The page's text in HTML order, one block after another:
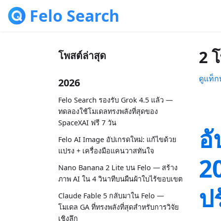
Felo Search
โพสต์ล่าสุด
2026
Felo Search รองรับ Grok 4.5 แล้ว —
ทดลองใช้โมเดลทรงพลังที่สุดของ
SpaceXAI ฟรี 7 วัน
Felo AI Image อัปเกรดใหม่: แก้ไขด้วย
แปรง + เครื่องมือแคนวาสทันใจ
Nano Banana 2 Lite บน Felo — สร้าง
ภาพ AI ใน 4 วินาทีบนผืนผ้าใบไร้ขอบเขต
Claude Fable 5 กลับมาใน Felo —
โมเดล GA ที่ทรงพลังที่สุดสำหรับการวิจัย
เชิงลึก
2
ดูแท็
อั
ป